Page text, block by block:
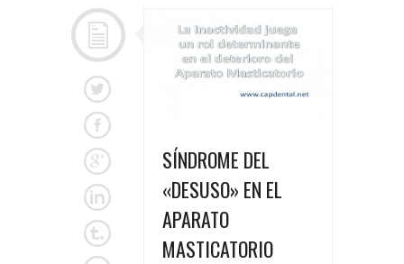
SÍNDROME DEL
«DESUSO» EN EL
APARATO
MASTICATORIO